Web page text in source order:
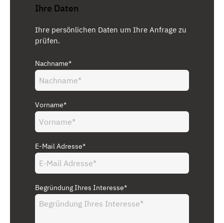
Ihre Daten
Ihre persönlichen Daten um Ihre Anfrage zu
prüfen.
Nachname*
Vorname*
E-Mail Adresse*
Begründung Ihres Interesse*